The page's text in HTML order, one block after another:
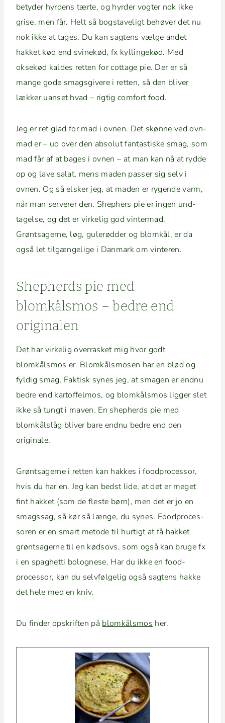
bety­der hyr­dens tærte, og hyrder vogter nok ikke
grise, men får. Helt så bogstaveligt behøver det nu
nok ikke at tages. Du kan sagtens vælge andet
hakket kød end svinekød, fx kyllingekød. Med
oksekød kaldes ret­ten for cot­tage pie. Der er så
mange gode smags­gi­vere i ret­ten, så den bliv­er
lækker uanset hvad – rigtig com­fort food.
Jeg er ret glad for mad i ovnen. Det skønne ved ovn­
mad er – ud over den abso­lut fan­tastiske smag, som
mad får af at bages i ovnen – at man kan nå at rydde
op og lave salat, mens maden pass­er sig selv i
ovnen. Og så elsker jeg, at maden er rygende varm,
når man server­er den. Shep­hers pie er ingen und­
tagelse, og det er virke­lig god vin­ter­mad.
Grøntsagerne, løg, gulerød­der og blomkål, er da
også let tilgæn­gelige i Dan­mark om vinteren.
Shep­herds pie med
blomkålsmos – bedre end
originalen
Det har virke­lig over­ras­ket mig hvor godt
blomkålsmos er. Blomkålsmosen har en blød og
fyldig smag. Fak­tisk synes jeg, at sma­gen er end­nu
bedre end kartof­fel­mos, og blomkålsmos lig­ger slet
ikke så tungt i maven. En shep­herds pie med
blomkål­slåg bliv­er bare end­nu bedre end den
originale.
Grøntsagerne i ret­ten kan hakkes i food­proces­sor,
hvis du har en. Jeg kan bedst lide, at det er meget
fint hakket (som de fleste børn), men det er jo en
smagssag, så kør så længe, du synes. Food­proces­
soren er en smart metode til hur­tigt at få hakket
grøntsagerne til en kødsovs, som også kan bruge fx
i en spaghet­ti bolog­nese. Har du ikke en food­
proces­sor, kan du selvføl­gelig også sagtens hakke
det hele med en kniv.
Du find­er opskriften på blomkålsmos her.